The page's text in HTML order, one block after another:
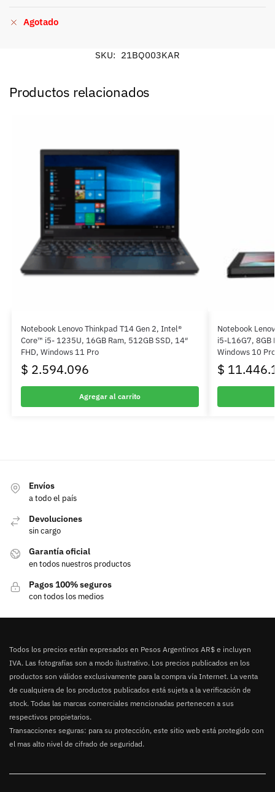
Agotado
SKU: 21BQ003KAR
Productos relacionados
Notebook Lenovo Thinkpad T14 Gen 2, Intel®
Core™ i5- 1235U, 16GB Ram, 512GB SSD, 14″
FHD, Windows 11 Pro
$ 2.594.096
Agregar al carrito
Notebook
i5-L16G7, 8GB
Windows 10 Pro
$
Envíos
a todo el país
Devoluciones
sin cargo
Garantía oficial
en todos nuestros productos
Pagos 100% seguros
con todos los medios
Todos los precios están expresados en Pesos Argentinos AR$ e incluyen
IVA. Las fotografías son a modo ilustrativo. Los precios publicados en los
productos son válidos exclusivamente para la compra vía Internet. La venta
de cualquiera de los productos publicados está sujeta a la verificación de
stock. Todas las marcas comerciales mencionadas pertenecen a sus
respectivos propietarios.
Transacciones seguras: para su protección, este sitio web está protegido con
el mas alto nivel de cifrado de seguridad.